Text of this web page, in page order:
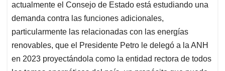
actualmente el Consejo de Estado está estudiando una
demanda contra las funciones adicionales,
particularmente las relacionadas con las energías
renovables, que el Presidente Petro le delegó a la ANH
en 2023 proyectándola como la entidad rectora de todos